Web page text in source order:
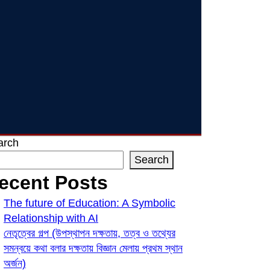
Search
Posts
The future of Education: A Symbolic
Relationship with AI
নেতৃত্বের গল্প (উপস্থাপন দক্ষতায়, তত্ব ও তথ্যের
সমন্বয়ে কথা বলার দক্ষতায় বিজ্ঞান মেলায় প্রথম স্থান
অর্জন)